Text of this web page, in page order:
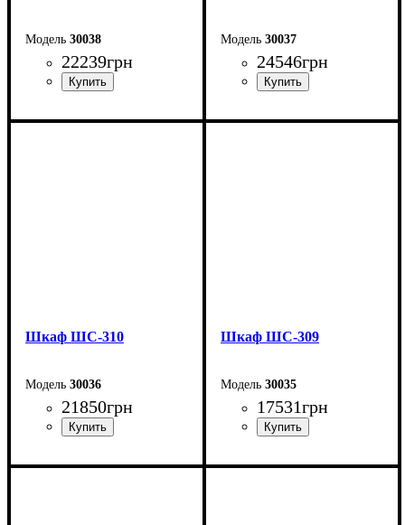
30038
22239грн
Ширина: 200 см
30037
24546грн
Ширина: 200 см
Шкаф ШС-310
30036
21850грн
Ширина: 200 см
Шкаф ШС-309
30035
17531грн
Ширина: 150 см